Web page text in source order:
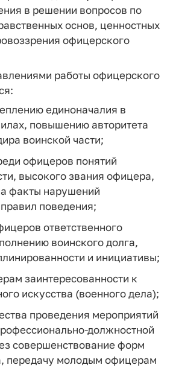
в решении вопросов по
основ, ценностных
офицерского
работы офицерского
единоначалия в
повышению авторитета
воинской части;
офицеров понятий
высокого звания офицера,
факты нарушений
поведения;
ответственного
воинского долга,
и инициативы;
заинтересованности к
искусства (военного дела);
проведения мероприятий
должностной
совершенствование форм
передачу молодым офицерам